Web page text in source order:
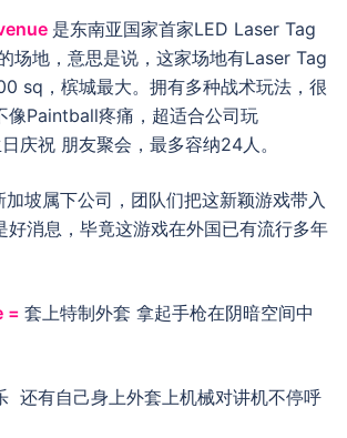
是东南亚国家首家LED Laser Tag
场地，意思是说，这家场地有Laser Tag
sq，槟城最大。拥有多种战术玩法，很
像Paintball疼痛，超适合公司玩
庆祝 朋友聚会，最多容纳24人。
坡属下公司，团队们把这新颖游戏带入
好消息，毕竟这游戏在外国已有流行多年
= 套上特制外套 拿起手枪在阴暗空间中
还有自己身上外套上机械对讲机不停呼